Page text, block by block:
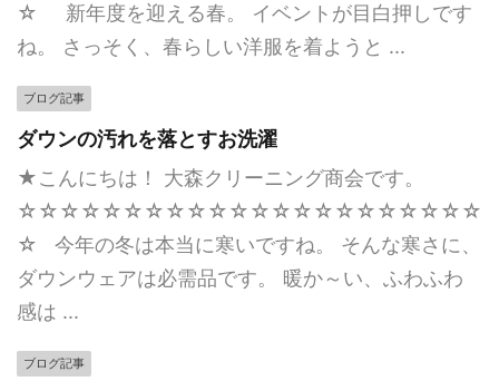
☆ 新年度を迎える春。 イベントが目白押しです
ね。 さっそく、春らしい洋服を着ようと ...
ブログ記事
ダウンの汚れを落とすお洗濯
★こんにちは！ 大森クリーニング商会です。
☆☆☆☆☆☆☆☆☆☆☆☆☆☆☆☆☆☆☆☆☆☆
☆ 今年の冬は本当に寒いですね。 そんな寒さに、
ダウンウェアは必需品です。 暖か～い、ふわふわ
感は ...
ブログ記事